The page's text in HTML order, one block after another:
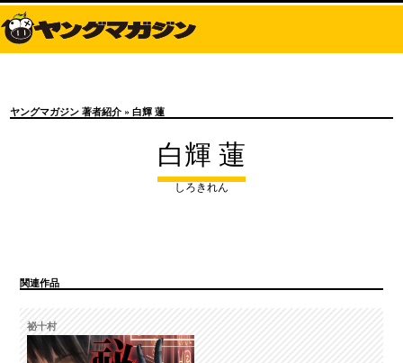
ヤングマガジン 著者紹介 » 白輝 蓮
白輝 蓮
しろきれん
関連作品
祕十村